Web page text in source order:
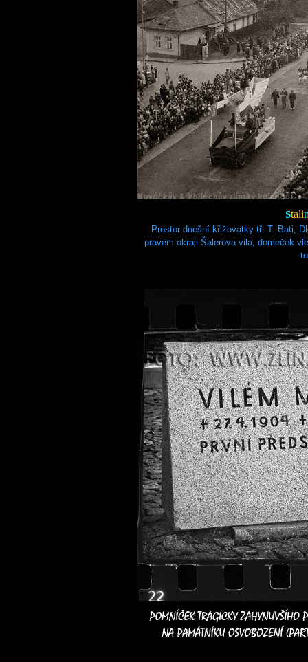
Stali
Prostor dnešní křižovatky tř. T. Bati,
pravém okraji Šalerova vila, domeček